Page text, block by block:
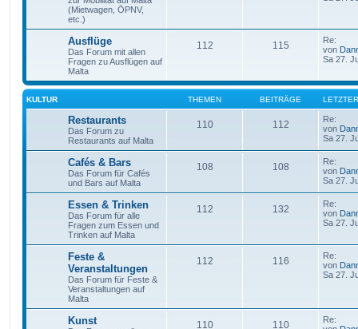
(Mietwagen, ÖPNV,
etc.)
Ausflüge
Das Forum mit allen
Fragen zu Ausflügen auf
Malta
112 115
Re:
von
Sa 27.
KULTUR THEMEN BEITRÄGE
Restaurants
Das Forum zu
Restaurants auf Malta
110 112
Re:
von
Sa 27.
Cafés & Bars
Das Forum für Cafés
und Bars auf Malta
108 108
Re:
von
Sa 27.
Essen & Trinken
Das Forum für alle
Fragen zum Essen und
Trinken auf Malta
112 132
Re:
von
Sa 27.
Feste &
Veranstaltungen
Das Forum für Feste &
Veranstaltungen auf
Malta
112 116
Re:
von
Sa 27.
Kunst 110 110
Re: